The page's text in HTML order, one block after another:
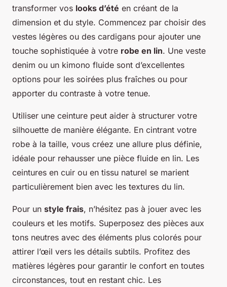
transformer vos looks d’été en créant de la
dimension et du style. Commencez par choisir des
vestes légères ou des cardigans pour ajouter une
touche sophistiquée à votre robe en lin. Une veste
denim ou un kimono fluide sont d’excellentes
options pour les soirées plus fraîches ou pour
apporter du contraste à votre tenue.
Utiliser une ceinture peut aider à structurer votre
silhouette de manière élégante. En cintrant votre
robe à la taille, vous créez une allure plus définie,
idéale pour rehausser une pièce fluide en lin. Les
ceintures en cuir ou en tissu naturel se marient
particulièrement bien avec les textures du lin.
Pour un style frais, n’hésitez pas à jouer avec les
couleurs et les motifs. Superposez des pièces aux
tons neutres avec des éléments plus colorés pour
attirer l’œil vers les détails subtils. Profitez des
matières légères pour garantir le confort en toutes
circonstances, tout en restant chic. Les